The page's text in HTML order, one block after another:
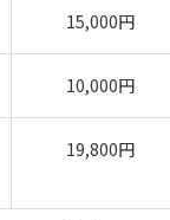
15,000円
10,000円
19,800円